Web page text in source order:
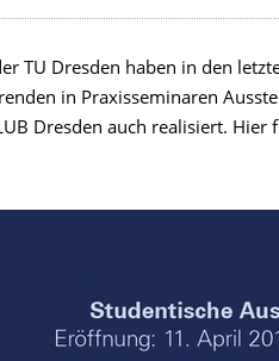
TU Dresden haben in den
in Praxisseminaren
Dresden auch realisiert. Hier